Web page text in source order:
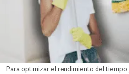
Para optimizar el rendimiento del tiempo